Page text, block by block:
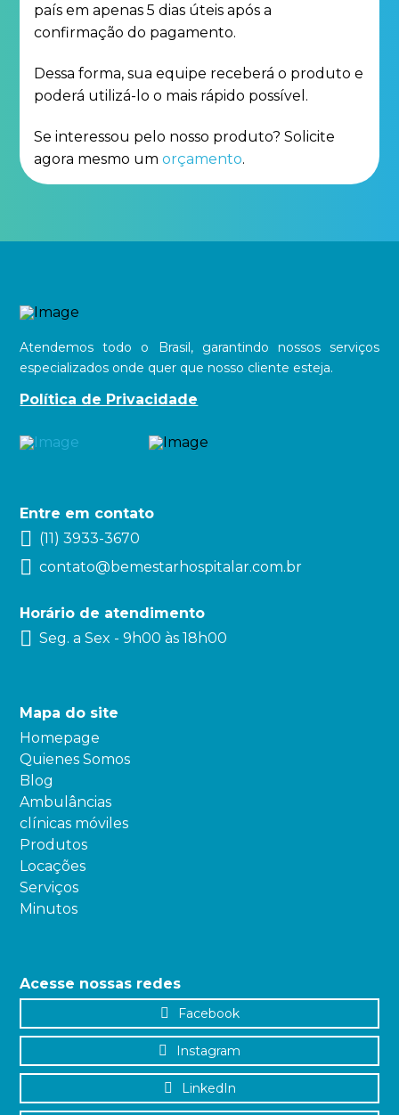
país em apenas 5 dias úteis após a
confirmação do pagamento.
Dessa forma, sua equipe receberá o produto e
poderá utilizá-lo o mais rápido possível.
Se interessou pelo nosso produto? Solicite
agora mesmo umorçamento.
Atendemos todo o Brasil, garantindo nossos serviços
especializados onde quer que nosso cliente esteja.
Política de Privacidade
Entre em contato
(11) 3933-3670
contato@bemestarhospitalar.com.br
Horário de atendimento
Seg. a Sex - 9h00 às 18h00
Mapa do site
Homepage
Quienes Somos
Blog
Ambulâncias
clínicas móviles
Produtos
Locações
Serviços
Minutos
Acesse nossas redes
Facebook
Instagram
LinkedIn